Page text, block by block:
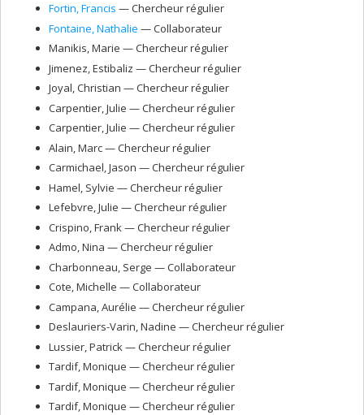
Fortin, Francis — Chercheur régulier
Fontaine , Nathalie — Collaborateur
Manikis, Marie — Chercheur régulier
Jimenez , Estibaliz — Chercheur régulier
Joyal, Christian — Chercheur régulier
Carpentier , Julie — Chercheur régulier
Carpentier, Julie — Chercheur régulier
Alain , Marc— Chercheur régulier
Carmichael, Jason — Chercheur régulier
Hamel , Sylvie — Chercheur régulier
Lefebvre, Julie — Chercheur régulier
Crispino , Frank — Chercheur régulier
Admo, Nina — Chercheur régulier
Charbonneau , Serge — Collaborateur
Cote, Michelle — Collaborateur
Campana , Aurélie — Chercheur régulier
Deslauriers-Varin, Nadine — Chercheur régulier
Lussier , Patrick — Chercheur régulier
Tardif, Monique — Chercheur régulier
Tardif, Monique — Chercheur régulier
Tardif, Monique — Chercheur régulier